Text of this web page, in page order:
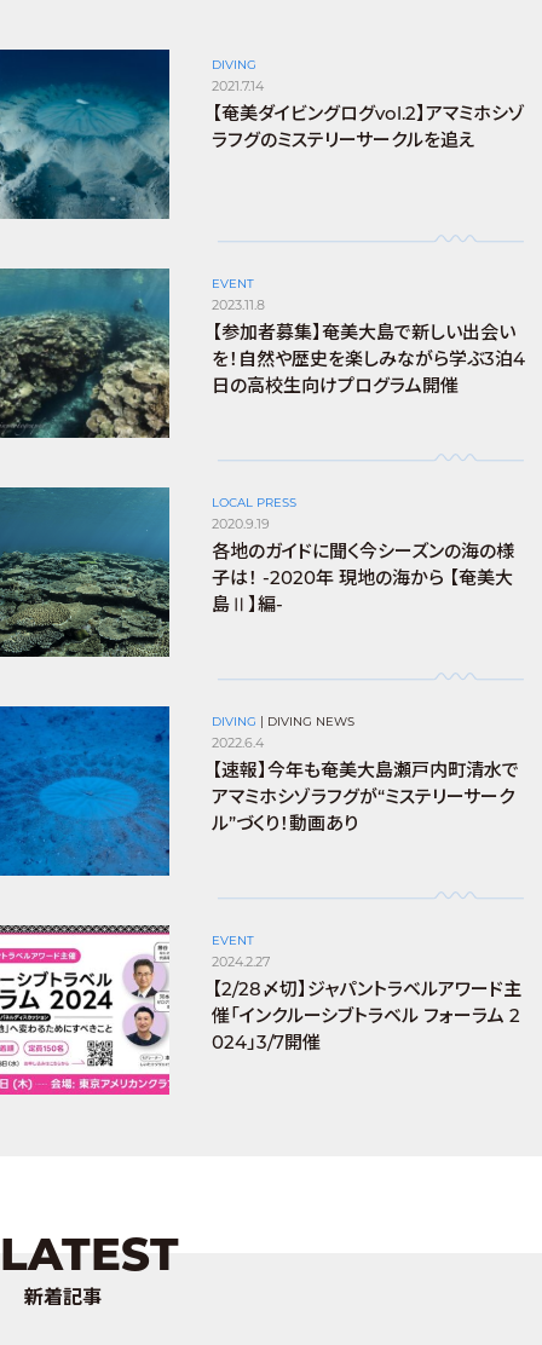
DIVING
2021.7.14
【奄美ダイビングログvol.2】アマミホシゾ
ラフグのミステリーサークルを追え
EVENT
2023.11.8
【参加者募集】奄美大島で新しい出会い
を！自然や歴史を楽しみながら学ぶ3泊4
日の高校生向けプログラム開催
LOCAL PRESS
2020.9.19
各地のガイドに聞く今シーズンの海の様
子は！ -2020年 現地の海から 【奄美大
島Ⅱ】編-
DIVING DIVING NEWS
2022.6.4
【速報】今年も奄美大島瀬戸内町清水で
アマミホシゾラフグが“ミステリーサーク
ル”づくり！動画あり
EVENT
2024.2.27
【2/28〆切】ジャパントラベルアワード主
催「インクルーシブトラベル フォーラム 2
024」3/7開催
LATEST
新着記事